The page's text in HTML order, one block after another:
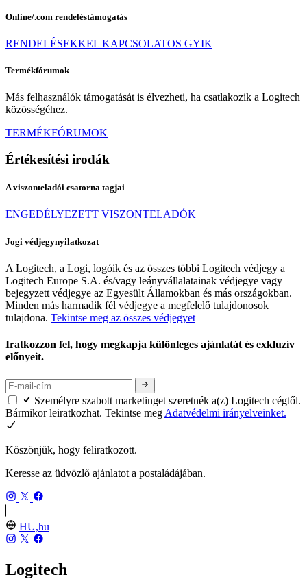
Online/.com rendeléstámogatás
RENDELÉSEKKEL KAPCSOLATOS GYIK
Termékfórumok
Más felhasználók támogatását is élvezheti, ha csatlakozik a Logitech
közösségéhez.
TERMÉKFÓRUMOK
Értékesítési irodák
A viszonteladói csatorna tagjai
ENGEDÉLYEZETT VISZONTELADÓK
Jogi védjegynyilatkozat
A Logitech, a Logi, logóik és az összes többi Logitech védjegy a
Logitech Europe S.A. és/vagy leányvállalatainak védjegye vagy
bejegyzett védjegye az Egyesült Államokban és más országokban.
Minden más harmadik fél védjegye a megfelelő tulajdonosok
tulajdona. Tekintse meg az összes védjegyet
Iratkozzon fel, hogy megkapja különleges ajánlatát és exkluzív
előnyeit.
Személyre szabott marketinget szeretnék a(z) Logitech cégtől.
Bármikor leiratkozhat. Tekintse meg Adatvédelmi irányelveinket.
Köszönjük, hogy feliratkozott.
Keresse az üdvözlő ajánlatot a postaládájában.
HU,hu
Logitech